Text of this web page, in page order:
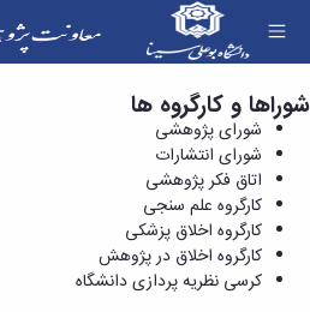
درباره
معاونت
درباره
معرفی
معاون
اهداف
و
وظایف
پژوهش
پژوهش
هفته
پژوهش
و
فناوری
مدیریت
کارگروه‌ها
مدیریت‌ها
و واحدها
کرسی نظریه پردازی
فناوری
شوراها و کارگروه ها
شورای پژوهشی
شورای انتشارات
اتاق فکر پژوهشی
کارگروه علم سنجی
کارگروه اخلاق پزشکی
کارگروه اخلاق در پژوهش
کرسی نظریه پردازی دانشگاه